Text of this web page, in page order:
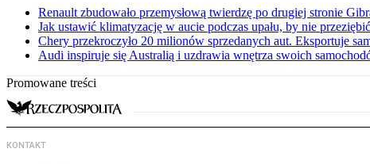
Renault zbudowało przemysłową twierdzę po drugiej stronie
Jak ustawić klimatyzację w aucie podczas upału, by nie
Chery przekroczyło 20 milionów sprzedanych aut. Eksportuje
Audi inspiruje się Australią i uzdrawia wnętrza swoich
Promowane treści
KONTAKT